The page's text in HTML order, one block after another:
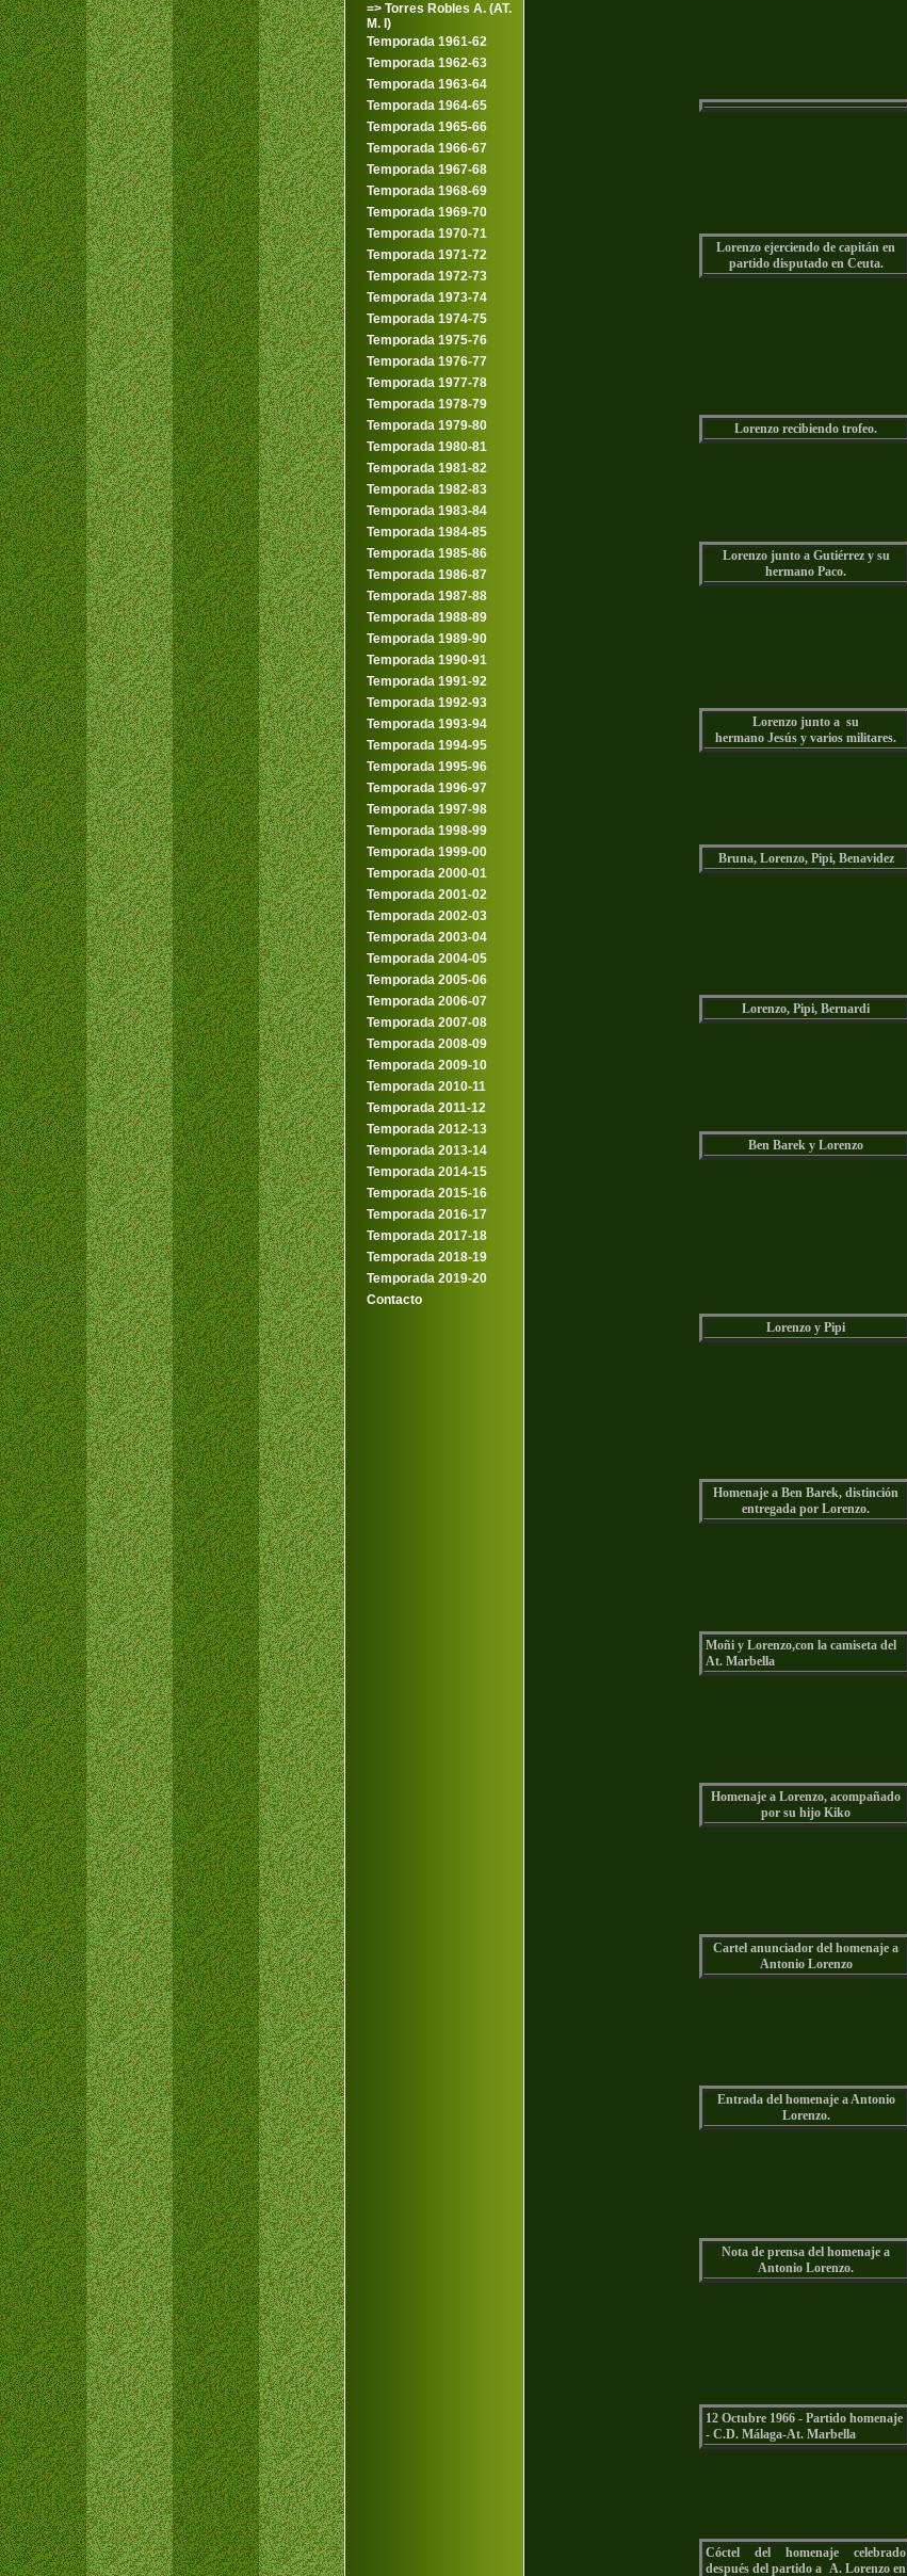
=> Torres Robles A. (AT.
M. I)
Temporada 1961-62
Temporada 1962-63
Temporada 1963-64
Temporada 1964-65
Temporada 1965-66
Temporada 1966-67
Temporada 1967-68
Temporada 1968-69
Temporada 1969-70
Temporada 1970-71
Temporada 1971-72
Temporada 1972-73
Temporada 1973-74
Temporada 1974-75
Temporada 1975-76
Temporada 1976-77
Temporada 1977-78
Temporada 1978-79
Temporada 1979-80
Temporada 1980-81
Temporada 1981-82
Temporada 1982-83
Temporada 1983-84
Temporada 1984-85
Temporada 1985-86
Temporada 1986-87
Temporada 1987-88
Temporada 1988-89
Temporada 1989-90
Temporada 1990-91
Temporada 1991-92
Temporada 1992-93
Temporada 1993-94
Temporada 1994-95
Temporada 1995-96
Temporada 1996-97
Temporada 1997-98
Temporada 1998-99
Temporada 1999-00
Temporada 2000-01
Temporada 2001-02
Temporada 2002-03
Temporada 2003-04
Temporada 2004-05
Temporada 2005-06
Temporada 2006-07
Temporada 2007-08
Temporada 2008-09
Temporada 2009-10
Temporada 2010-11
Temporada 2011-12
Temporada 2012-13
Temporada 2013-14
Temporada 2014-15
Temporada 2015-16
Temporada 2016-17
Temporada 2017-18
Temporada 2018-19
Temporada 2019-20
Contacto
Lorenzo ejerciendo de capitán en
partido disputado en Ceuta.
Lorenzo recibiendo trofeo.
Lorenzo junto a Gutiérrez y su
hermano Paco.
Lorenzo junto a su
hermano Jesús y varios militares.
Bruna, Lorenzo, Pipi, Benavidez
Lorenzo, Pipi, Bernardi
Ben Barek y Lorenzo
Lorenzo y Pipi
Homenaje a Ben Barek, distinción
entregada por Lorenzo.
Moñi y Lorenzo,con la camiseta del
At. Marbella
Homenaje a Lorenzo, acompañado
por su hijo Kiko
Cartel anunciador del homenaje a
Antonio Lorenzo
Entrada del homenaje a Antonio
Lorenzo.
Nota de prensa del homenaje a
Antonio Lorenzo.
12 Octubre 1966 - Partido homenaje
- C.D. Málaga-At. Marbella
Cóctel del homenaje celebrado
después del partido a A. Lorenzo en